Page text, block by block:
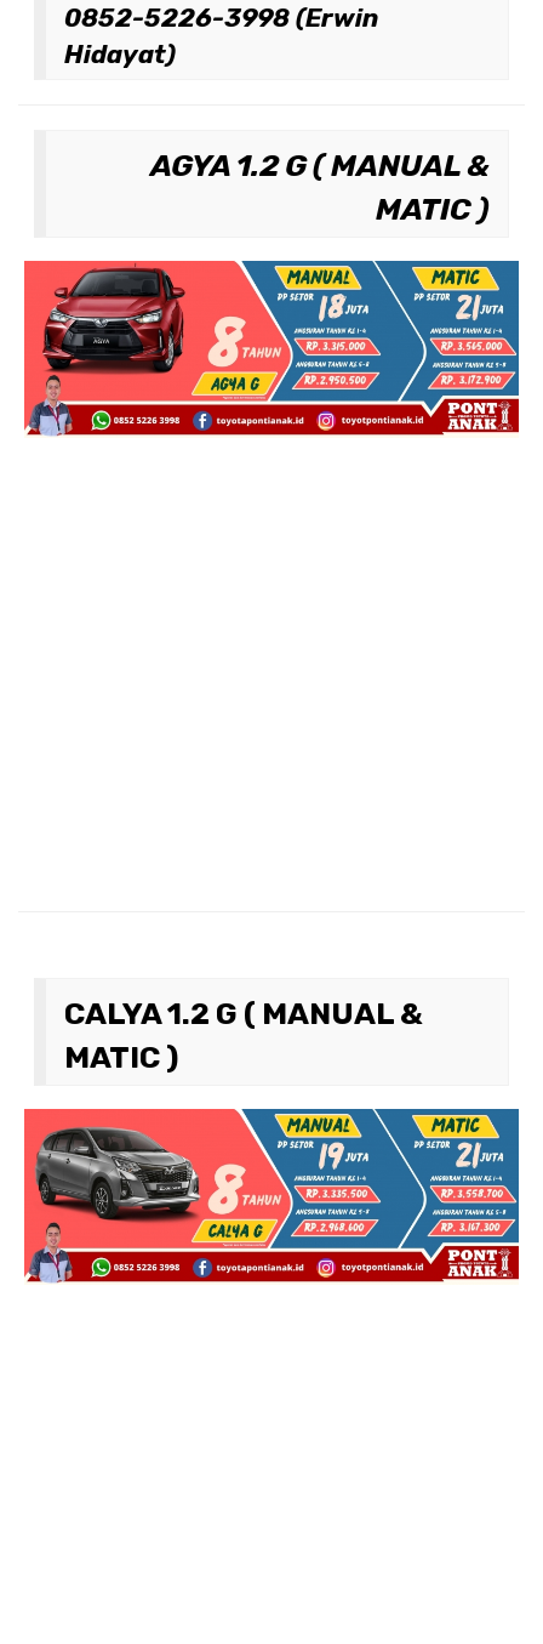
0852-5226-3998 (Erwin
Hidayat)
AGYA 1.2 G ( MANUAL &
MATIC )
CALYA 1.2 G ( MANUAL &
MATIC )